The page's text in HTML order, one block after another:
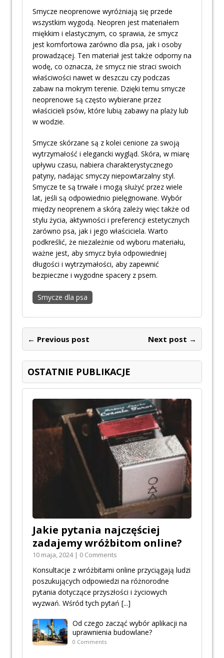
Smycze neoprenowe wyróżniają się przede
wszystkim wygodą. Neopren jest materiałem
miękkim i elastycznym, co sprawia, że smycz
jest komfortowa zarówno dla psa, jak i osoby
prowadzącej. Ten materiał jest także odporny na
wodę, co oznacza, że smycz nie straci swoich
właściwości nawet w deszczu czy podczas
zabaw na mokrym terenie. Dzięki temu smycze
neoprenowe są często wybierane przez
właścicieli psów, które lubią zabawy na plaży lub
w wodzie.
Smycze skórzane są z kolei cenione za swoją
wytrzymałość i elegancki wygląd. Skóra, w miarę
upływu czasu, nabiera charakterystycznego
patyny, nadając smyczy niepowtarzalny styl.
Smycze te są trwałe i mogą służyć przez wiele
lat, jeśli są odpowiednio pielęgnowane. Wybór
między neoprenem a skórą zależy więc także od
stylu życia, aktywności i preferencji estetycznych
zarówno psa, jak i jego właściciela. Warto
podkreślić, że niezależnie od wyboru materiału,
ważne jest, aby smycz była odpowiedniej
długości i wytrzymałości, aby zapewnić
bezpieczne i wygodne spacery z psem.
Smycze dla psa
← Previous post Next post →
OSTATNIE PUBLIKACJE
Jakie pytania najczęściej
zadajemy wróżbitom online?
10 maja, 2024 | 0 Comments
Konsultacje z wróżbitami online przyciągają ludzi
poszukujących odpowiedzi na różnorodne
pytania dotyczące przyszłości i życiowych
wyzwań. Wśród tych pytań [...]
Od czego zacząć wybór aplikacji na
uprawnienia budowlane?
0 Comments